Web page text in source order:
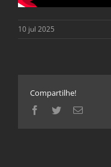
10 jul 2025
Compartilhe!
Facebook
TwitterE-